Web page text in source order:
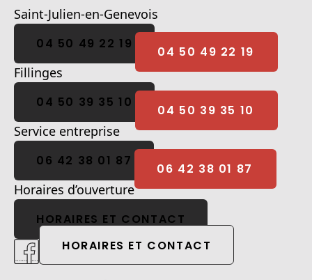
Saint-Julien-en-Genevois
04 50 49 22 19
Fillinges
04 50 39 35 10
Service entreprise
06 42 38 01 87
Horaires d’ouverture
HORAIRES ET CONTACT